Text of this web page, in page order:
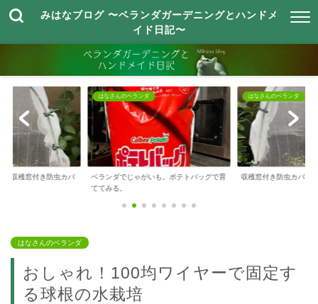
みはなブログ 〜ベランダガーデニングとハンドメ
イド日記〜
も。ポテトバッグで育
はなさんのベランダ
収穫窓付き防虫カバー その後
はなさんのハンドメイド
【100均】セリアの便
はなさんのベランダ
おしゃれ！100均ワイヤーで固定す
る球根の水栽培